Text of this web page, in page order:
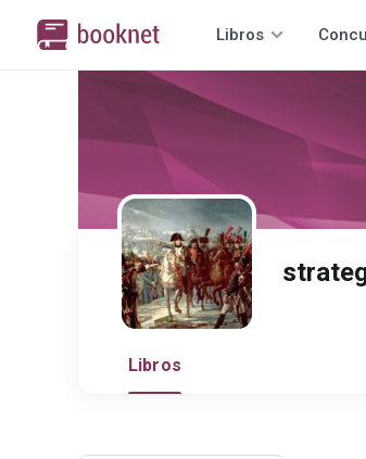
Libros
Libros